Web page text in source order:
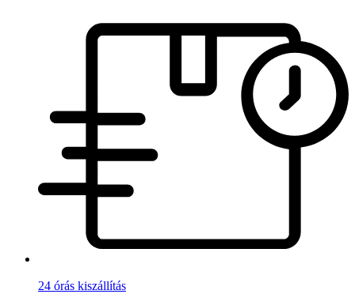
24 órás kiszállítás